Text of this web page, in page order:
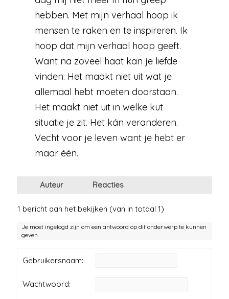
hebben. Met mijn verhaal hoop ik
mensen te raken en te inspireren. Ik
hoop dat mijn verhaal hoop geeft.
Want na zoveel haat kan je liefde
vinden. Het maakt niet uit wat je
allemaal hebt moeten doorstaan.
Het maakt niet uit in welke kut
situatie je zit. Het kán veranderen.
Vecht voor je leven want je hebt er
maar één.
Auteur Reacties
1 bericht aan het bekijken (van in totaal 1)
Je moet ingelogd zijn om een antwoord op dit onderwerp te kunnen
geven.
Gebruikersnaam:
Wachtwoord: